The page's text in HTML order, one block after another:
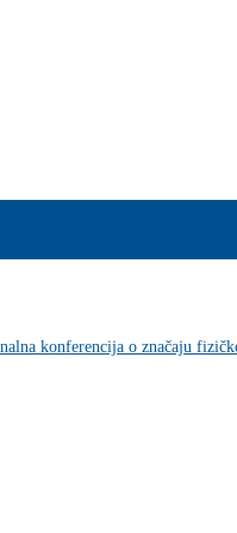
konferencija o značaju